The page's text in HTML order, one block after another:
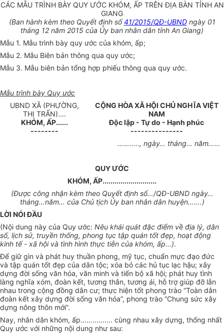
CÁC MẪU TRÌNH BÀY QUY ƯỚC KHÓM, ẤP TRÊN ĐỊA BÀN TỈNH AN
GIANG
(Ban hành kèm theo Quyết định số41/2015/QĐ-UBNDngày 01
tháng 12 năm 2015 của Ủy ban nhân dân tỉnh An Giang)
Mẫu 1. Mẫu trình bày quy ước của khóm, ấp;
Mẫu 2. Mẫu Biên bản thông qua quy ước;
Mẫu 3. Mẫu biên bản tổng hợp phiếu thông qua quy ước.
Mẫu trình bày Quy ước
UBND XÃ (PHƯỜNG,
THỊ TRẤN)....
KHÓM, ẤP......
--------
CỘNG HÒA XÃ HỘI CHỦ NGHĨA VIỆT
NAM
Độc lập - Tự do - Hạnh phúc
---------------
……....., ngày… tháng… năm……
QUY ƯỚC
KHÓM, ẤP...........................
(Được công nhận kèm theo Quyết định số…/QĐ-UBND ngày…
tháng…năm… của Chủ tịch Ủy ban nhân dân huyện…….)
LỜI NÓI ĐẦU
(Nội dung này của Quy ước: Nêu khái quát đặc điểm về địa lý, dân
số, lịch sử, truyền thống, phong tục tập quán tốt đẹp, hoạt động
kinh tế - xã hội và tình hình thực tiễn của khóm, ấp...).
Để giữ gìn và phát huy thuần phong, mỹ tục, chuẩn mực đạo đức
và tập quán tốt đẹp của dân tộc; xóa bỏ các hủ tục lạc hậu; xây
dựng đời sống văn hóa, văn minh và tiến bộ xã hội; phát huy tình
làng nghĩa xóm, đoàn kết, tương thân, tương ái, hỗ trợ giúp đỡ lẫn
nhau trong cộng đồng dân cư; thực hiện tốt phong trào “Toàn dân
đoàn kết xây dựng đời sống văn hóa”, phong trào “Chung sức xây
dựng nông thôn mới”.
Nay, nhân dân khóm, ấp…............. cùng nhau xây dựng, thống nhất
Quy ước với những nội dung như sau: